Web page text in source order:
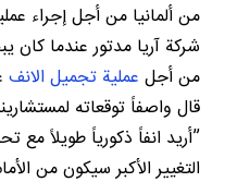
من ألمانيا من أجل إجراء
شركة آريا مدتور عندما
من أجل عملية تجميل الانف
قال واصفاً توقعاته
”أريد انفاً ذكورياً طويلاً
التغيير الأكبر سيكون من